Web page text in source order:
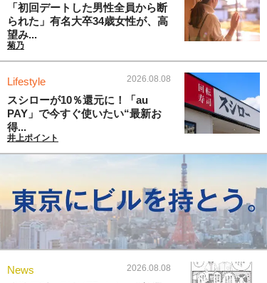
「初回デートした男性全員から断
られた」有名大卒34歳女性が、高
望み...
菊乃
Lifestyle 2026.08.08
スシローが10％還元に！「au
PAY」で今すぐ使いたい“最新お
得...
井上ポイント
News 2026.08.08